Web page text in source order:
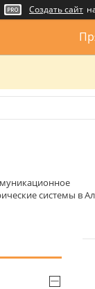
Создать сайт
системы в